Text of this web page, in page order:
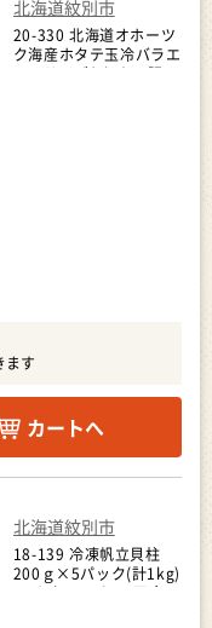
北海道紋別市
20-330 北海道オホーツ
ク海産ホタテ玉冷バラエ
ティサイズ(1kg)｜ 訳あ
ます
カートへ
北海道紋別市
18-139 冷凍帆立貝柱
200ｇ×5パック(計1kg)
｜ ホタテ ほたて 玉冷